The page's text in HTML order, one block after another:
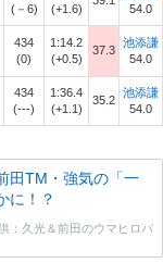
(－6)
(+1.6)
54.0
434
(0)
1:14.2
(+0.5)
37.3
池添謙
54.0
434
(---)
1:36.4
(+1.1)
35.2
池添謙
54.0
田TM・強気の「一
に！？
：久光＆前田のウマヒロバ